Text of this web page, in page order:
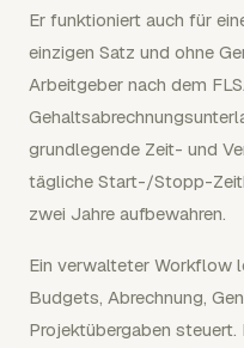
Er funktioniert auch für
einzigen Satz und ohne
Arbeitgeber nach dem
grundlegende Zeit- und
tägliche Start-/Stopp-
zwei Jahre aufbewahren.
Ein verwalteter Workflow
Budgets, Abrechnung,
Projektübergaben